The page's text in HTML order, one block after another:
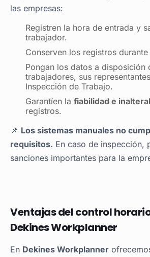
las empresas:
Registren la hora de entrada y
trabajador.
Conserven los registros
Pongan los datos a disposición
trabajadores, sus
Inspección de Trabajo.
Garantíen la fiabilidad e
registros.
📌 Los sistemas manuales no
requisitos. En caso de inspección,
sanciones importantes para la
Ventajas del control
Dekines Workplanner
En Dekines Workplanner